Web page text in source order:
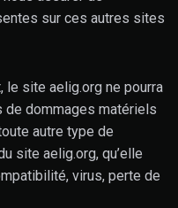
sur ces autres sites
le site aelig.org ne pourra
de dommages matériels
autre type de
site aelig.org, qu’elle
virus, perte de